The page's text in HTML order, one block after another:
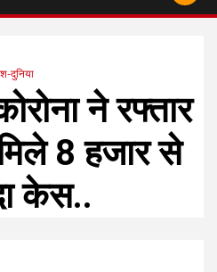
दुनिया
ने रफ्तार
8 हजार से
केस..